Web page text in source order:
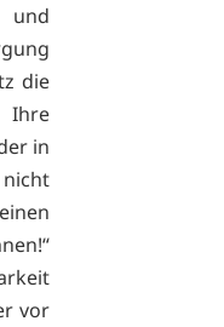
und
die
Ihre
in
vor